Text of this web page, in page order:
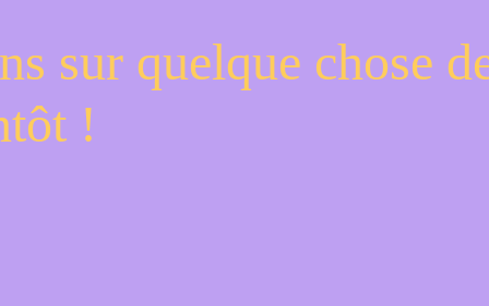
sur quelque chose
!